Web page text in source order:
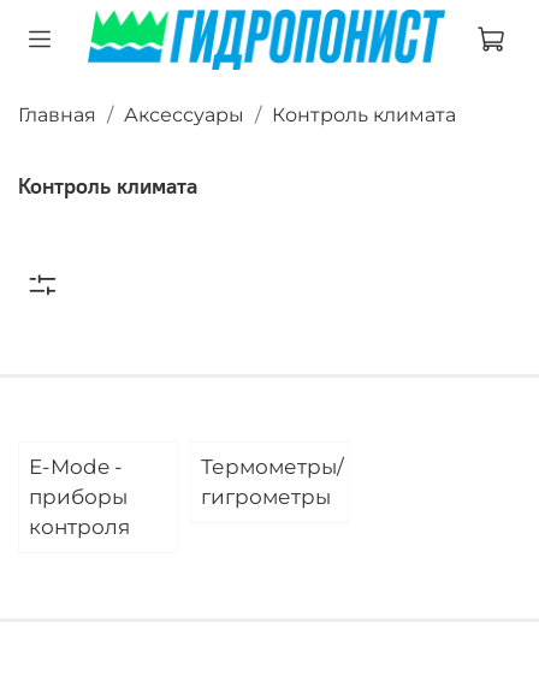
Главная Аксессуары Контроль климата
Контроль климата
E-Mode -
приборы
контроля
Термометры/
гигрометры